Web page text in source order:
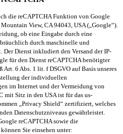
die reCAPTCHA Funktion von Google
View, CA 94043, USA („Google“).
ob eine Eingabe durch eine
durch maschinelle und
Dienst inkludiert den Versand der IP-
für den Dienst reCAPTCHA benötigter
Art. 6 Abs. 1 lit. f DSGVO auf Basis unseres
der individuellen
im Internet und der Vermeidung von
mit Sitz in den USA ist für das us-
„Privacy Shield“ zertifiziert, welches
Datenschutzniveaus gewährleistet.
reCAPTCHA sowie die
Sie einsehen unter: